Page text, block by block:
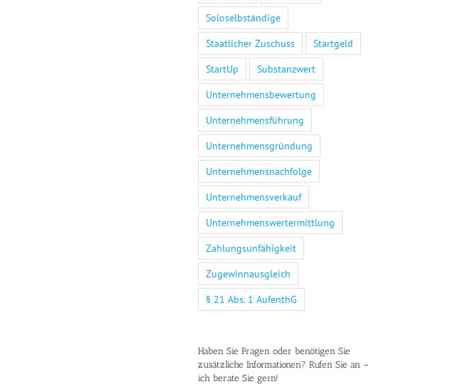
Soloselbständige
Staatlicher Zuschuss
Startgeld
StartUp
Substanzwert
Unternehmensbewertung
Unternehmensführung
Unternehmensgründung
Unternehmensnachfolge
Unternehmensverkauf
Unternehmenswertermittlung
Zahlungsunfähigkeit
Zugewinnausgleich
§ 21 Abs. 1 AufenthG
Haben Sie Fragen oder benötigen Sie
zusätzliche Informationen? Rufen Sie an –
ich berate Sie gern!